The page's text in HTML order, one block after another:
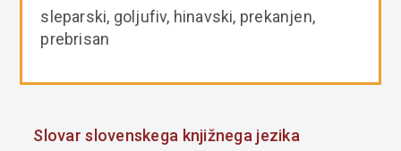
sleparski, goljufiv, hinavski, prekanjen,
prebrisan
Slovar slovenskega knjižnega jezika